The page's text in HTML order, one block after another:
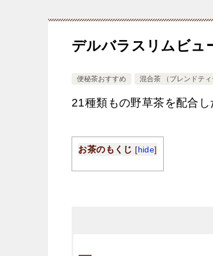
デルバラスリムビュ
便秘茶おすすめ 混合茶 （ブレンドティ
21種類もの野草茶を配合
お茶のもくじ [ hide]